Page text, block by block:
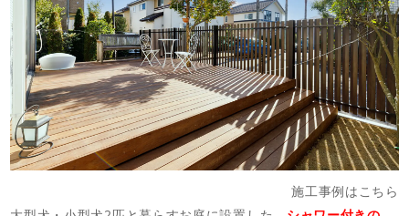
施工事例はこちら